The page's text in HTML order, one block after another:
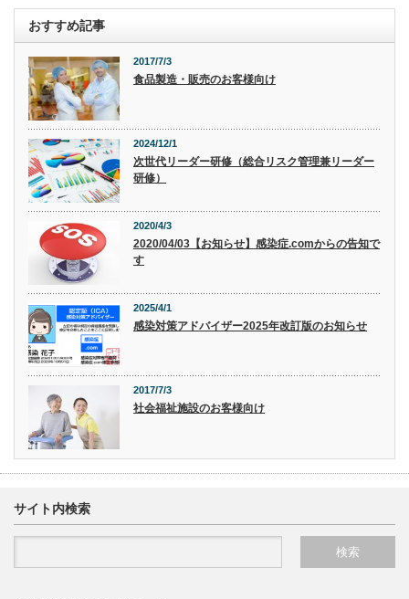
おすすめ記事
2017/7/3
食品製造・販売のお客様向け
2024/12/1
次世代リーダー研修（総合リスク管理兼リーダー
研修）
2020/4/3
2020/04/03【お知らせ】感染症.comからの告知で
す
2025/4/1
感染対策アドバイザー2025年改訂版のお知らせ
2017/7/3
社会福祉施設のお客様向け
サイト内検索